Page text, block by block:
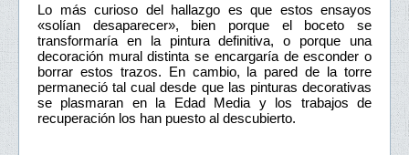
Lo más curioso del hallazgo es que estos ensayos
«solían desaparecer», bien porque el boceto se
transformaría en la pintura definitiva, o porque una
decoración mural distinta se encargaría de esconder o
borrar estos trazos. En cambio, la pared de la torre
permaneció tal cual desde que las pinturas decorativas
se plasmaran en la Edad Media y los trabajos de
recuperación los han puesto al descubierto.